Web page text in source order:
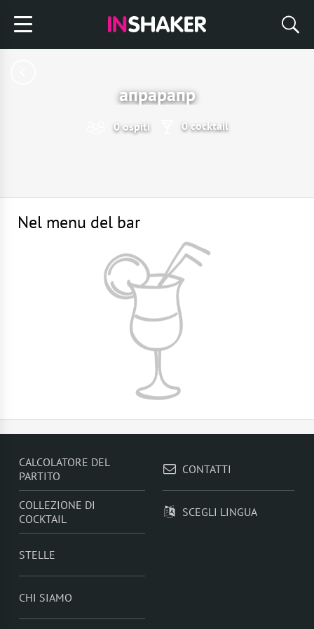
апрарапр
0 ospiti 0 cocktail
Nel menu del bar
CALCOLATORE DEL
PARTITO
COLLEZIONE DI
COCKTAIL
STELLE
CHI SIAMO
CONTATTI
SCEGLI LINGUA